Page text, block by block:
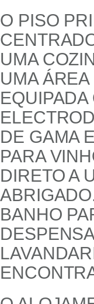
O PISO
UMA
UMA
EQUIPADA
DE GAMA
PARA
DIRETO A
BANHO